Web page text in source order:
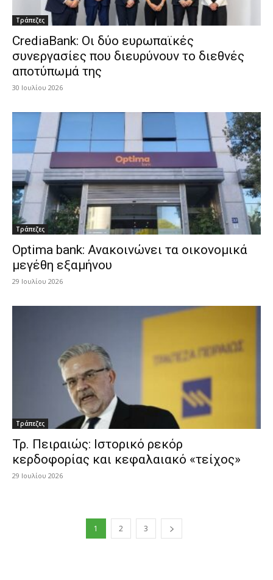
Τράπεζες
CrediaBank: Οι δύο ευρωπαϊκές
συνεργασίες που διευρύνουν το διεθνές
αποτύπωμά της
30 Ιουλίου 2026
Τράπεζες
Optima bank: Ανακοινώνει τα οικονομικά
μεγέθη εξαμήνου
29 Ιουλίου 2026
Τράπεζες
Τρ. Πειραιώς: Ιστορικό ρεκόρ
κερδοφορίας και κεφαλαιακό «τείχος»
29 Ιουλίου 2026
1 2 3